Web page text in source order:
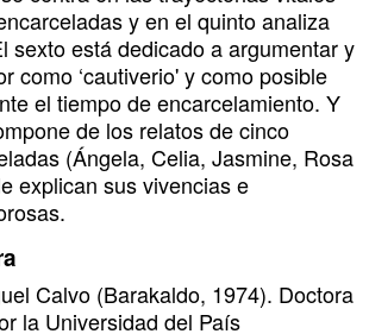
y en el quinto analiza
sexto está dedicado a argumentar y
como ‘cautiverio' y como posible
el tiempo de encarcelamiento. Y
de los relatos de cinco
(Ángela, Celia, Jasmine, Rosa
explican sus vivencias e
Calvo (Barakaldo, 1974). Doctora
la Universidad del País